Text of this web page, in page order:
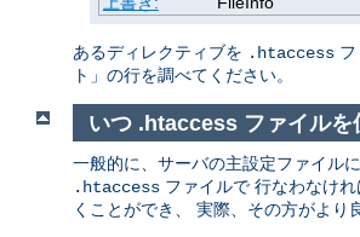
あるディレクティブを .htaccess
ト」の行を調べてください。
いつ .htaccess ファイルを
一般的に、サーバの主設定ファイル
.htaccess ファイルで 行なわなけ
くことができ、 実際、その方がより